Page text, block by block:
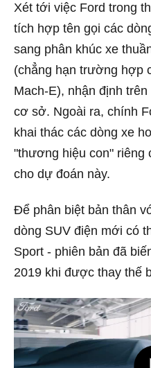
Xét tới việc Ford trong
tích hợp tên gọi các
sang phân khúc xe
(chẳng hạn trường hợp
Mach-E), nhận định
cơ sở. Ngoài ra, chính
khai thác các dòng xe
"thương hiệu con" riêng
cho dự đoán này.
Để phân biệt bản thân
dòng SUV điện mới có
Sport - phiên bản đã
2019 khi được thay thế